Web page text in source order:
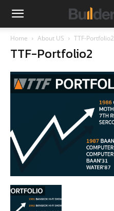
Home About US TTF-Portfolio2
TTF-Portfolio2